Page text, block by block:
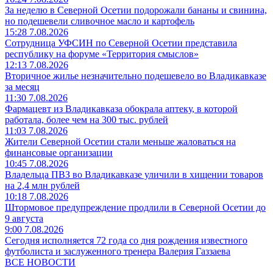
За неделю в Северной Осетии подорожали бананы и свинина,
но подешевели сливочное масло и картофель
15:28 7.08.2026
Сотрудница УФСИН по Северной Осетии представила
республику на форуме «Территория смыслов»
12:13 7.08.2026
Вторичное жилье незначительно подешевело во Владикавказе
за месяц
11:30 7.08.2026
Фармацевт из Владикавказа обокрала аптеку, в которой
работала, более чем на 300 тыс. рублей
11:03 7.08.2026
Жители Северной Осетии стали меньше жаловаться на
финансовые организации
10:45 7.08.2026
Владельца ПВЗ во Владикавказе уличили в хищении товаров
на 2,4 млн рублей
10:18 7.08.2026
Штормовое предупреждение продлили в Северной Осетии до
9 августа
9:00 7.08.2026
Сегодня исполняется 72 года со дня рождения известного
футболиста и заслуженного тренера Валерия Газзаева
ВСЕ НОВОСТИ